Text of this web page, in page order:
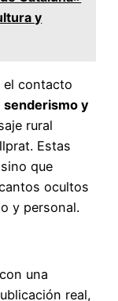
y
el contacto
senderismo y
rural
Estas
que
ocultos
y personal.
una
real,